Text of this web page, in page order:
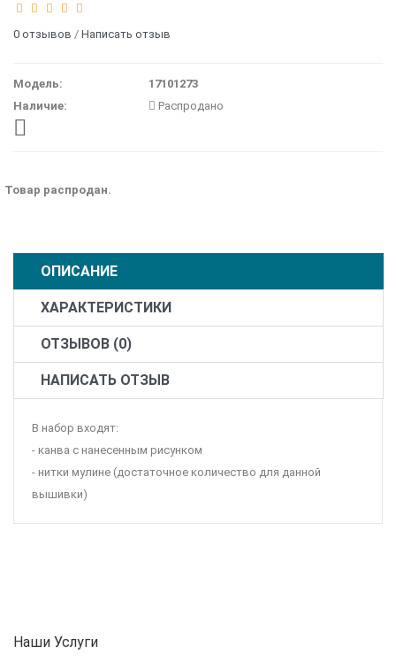
0 отзывов / Написать отзыв
Модель:
17101273
Наличие:
Распродано
Товар распродан.
ОПИСАНИЕ
ХАРАКТЕРИСТИКИ
ОТЗЫВОВ (0)
НАПИСАТЬ ОТЗЫВ
В набор входят:
- канва с нанесенным рисунком
- нитки мулине (достаточное количество для данной
вышивки)
Наши Услуги